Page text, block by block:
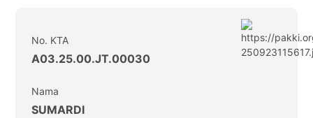
No. KTA
A03.25.00.JT.00030
Nama
SUMARDI